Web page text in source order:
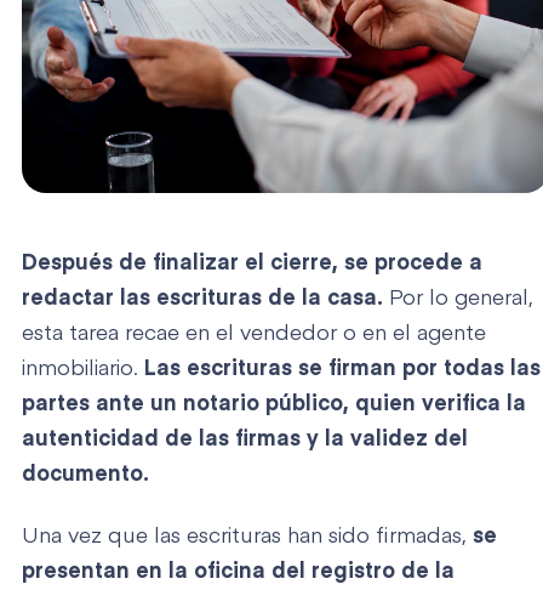
Después de finalizar el cierre, se procede a
redactar las escrituras de la casa. Por lo general,
esta tarea recae en el vendedor o en el agente
inmobiliario. Las escrituras se firman por todas las
partes ante un notario público, quien verifica la
autenticidad de las firmas y la validez del
documento.
Una vez que las escrituras han sido firmadas, se
presentan en la oficina del registro de la